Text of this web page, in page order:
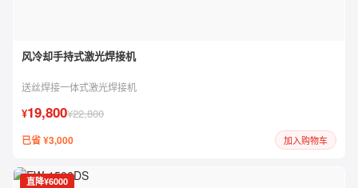
风冷却手持式激光焊接机
送丝焊接一体式激光焊接机
¥19,800¥22,800
已省 ¥3,000 加入购物车
直降¥6000